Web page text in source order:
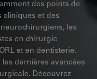
des points de
cliniques et des
les
en chirurgie
et en dentisterie.
dernières avancées
Découvrez